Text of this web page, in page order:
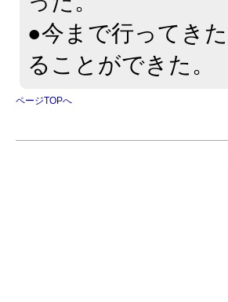
●今まで行ってき
ることができた。
ページTOPへ